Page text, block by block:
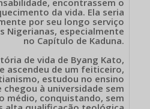
encontrassem o
da vida. Ela seria
por seu longo serviço
Nigerianas, especialmente
no Capítulo de Kaduna.
de vida de Byang Kato,
ascendeu de um feiticeiro,
estudou no ensino
à universidade sem
médio, conquistando, sem